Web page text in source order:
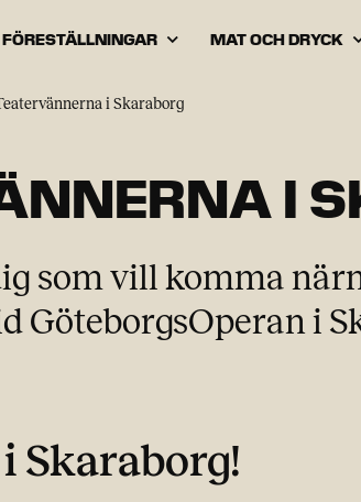
FÖRESTÄLLNINGAR MAT OCH DRYCK
i Skaraborg
I
som vill komma
GöteborgsOperan i
Skaraborg!